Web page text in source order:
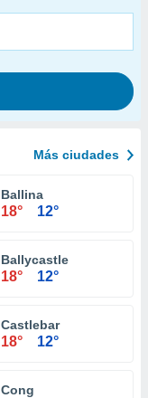
Más ciudades
Ballina
18° 12°
Ballycastle
18° 12°
Castlebar
18° 12°
Cong